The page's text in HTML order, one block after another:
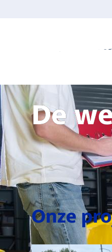
De
Onze